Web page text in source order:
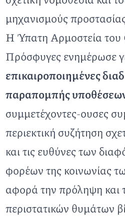
μηχανισμούς
Η Ύπατη Αρμοστεία
Πρόσφυγες ενημέρωσε
επικαιροποιημένες
παραπομπής
συμμετέχοντες-ουσες
περιεκτική συζήτηση
και τις ευθύνες των
φορέων της κοινωνίας
αφορά την πρόληψη και
περιστατικών θυμάτων